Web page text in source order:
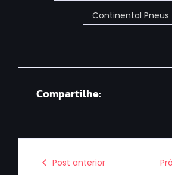
Continental Pneus
Compartilhe:
Post anterior